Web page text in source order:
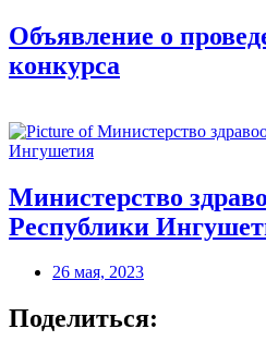
Объявление о
конкурса
Министерство
Республики
26 мая, 2023
Поделиться: